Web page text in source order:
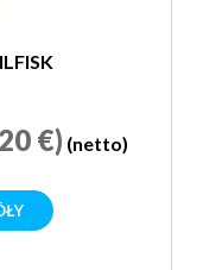
€) (netto)